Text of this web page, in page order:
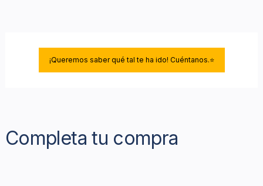
¡Queremos saber qué tal te ha ido! Cuéntanos.⭐
Completa tu compra